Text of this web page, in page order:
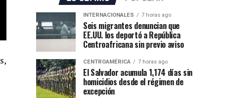
INTERNACIONALES 7 horas ago
Seis migrantes denuncian que
EE.UU. los deportó a República
Centroafricana sin previo aviso
CENTROAMÉRICA 7 horas ago
El Salvador acumula 1,174 días sin
homicidios desde el régimen de
excepción